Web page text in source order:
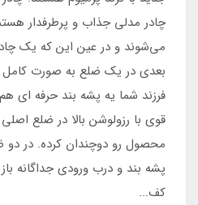
پارچه ای
جنس بدنه
پلی استر و حریر
چادر مدلی جذاب و پرطرفدار
بعدی در یک ضلع به صورت کامل
فرزند شما یه پشه‌ بند حرفه ای
قوی با رزولوشن بالا در ضلع
محصول رو دوچندان کرده. در دو
پشه بند و درب ورودی جداگانه
کف...